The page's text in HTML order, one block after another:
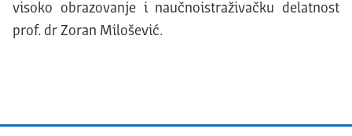
visoko obrazovanje i naučnoistraživačku delatnost
prof. dr Zoran Milošević.